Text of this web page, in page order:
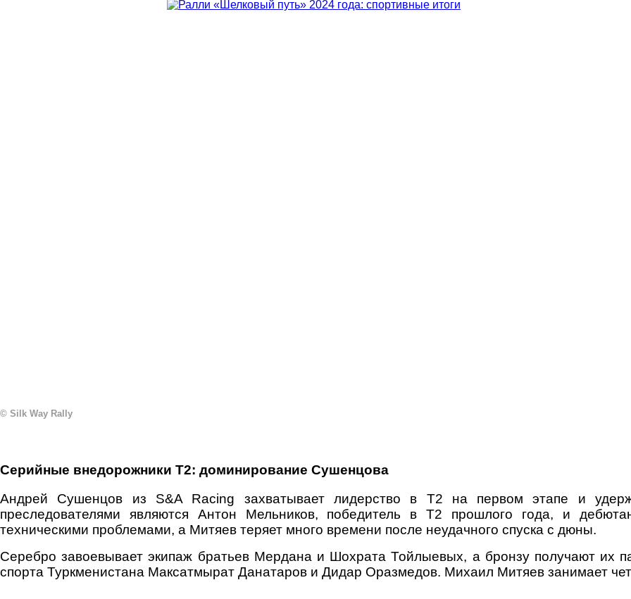
© Silk Way Rally
Серийные внедорожники Т2: доминирование Сушенцова
Андрей Сушенцов из S&A Racing захватывает лидерство в Т2 на первом этапе и
преследователями являются Антон Мельников, победитель в Т2 прошлого года, и
техническими проблемами, а Митяев теряет много времени после неудачного спуска с дюны.
Серебро завоевывает экипаж братьев Мердана и Шохрата Тойлыевых, а бронзу получают их
спорта Туркменистана Максатмырат Данатаров и Дидар Оразмедов. Михаил Митяев занимает